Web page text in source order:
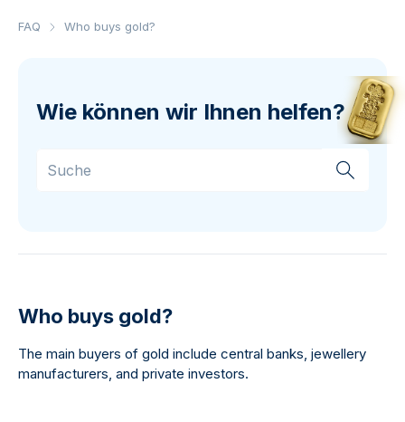
FAQ Who buys gold?
Wie können wir Ihnen helfen?
Who buys gold?
The main buyers of gold include central banks, jewellery
manufacturers, and private investors.